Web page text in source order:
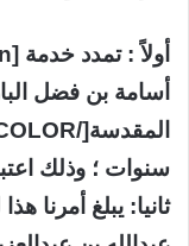
أسامة بن فضل
سنوات ؛ وذلك اعتباراً من
ثانيا: يبلغ أمرنا